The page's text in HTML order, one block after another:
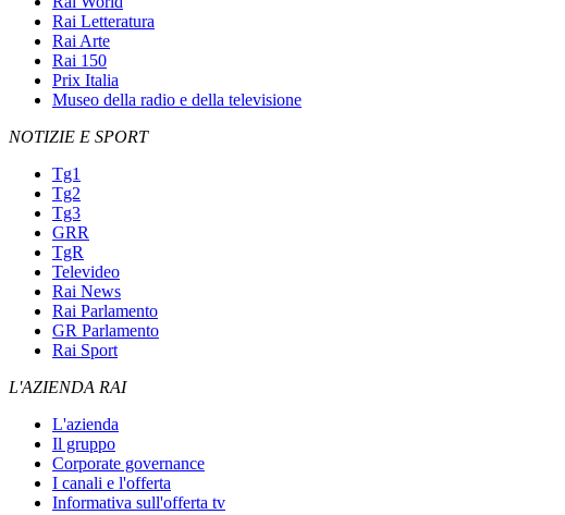
Rai Letteratura
Rai Arte
Rai 150
Prix Italia
Museo della radio e della televisione
NOTIZIE E SPORT
Tg1
Tg2
Tg3
GRR
TgR
Televideo
Rai News
Rai Parlamento
GR Parlamento
Rai Sport
L'AZIENDA RAI
L'azienda
Il gruppo
Corporate governance
I canali e l'offerta
Informativa sull'offerta tv